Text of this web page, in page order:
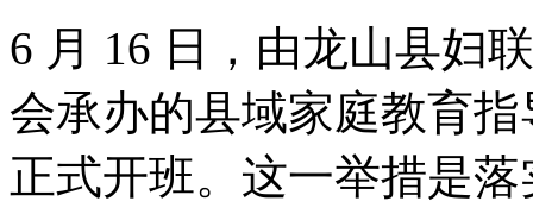
6 月 16 日，由龙山县妇
会承办的县域家庭教育
正式开班。这一举措是